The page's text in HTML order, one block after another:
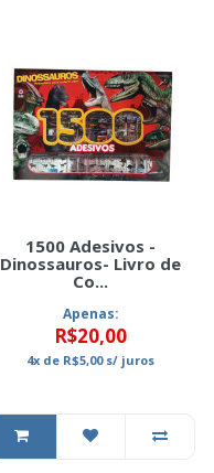
1500 Adesivos -
Dinossauros- Livro de
Co...
Apenas:
R$20,00
4x de R$5,00s/ juros